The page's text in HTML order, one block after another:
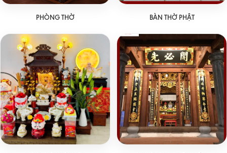
PHÒNG THỜ BÀN THỜ PHẬT